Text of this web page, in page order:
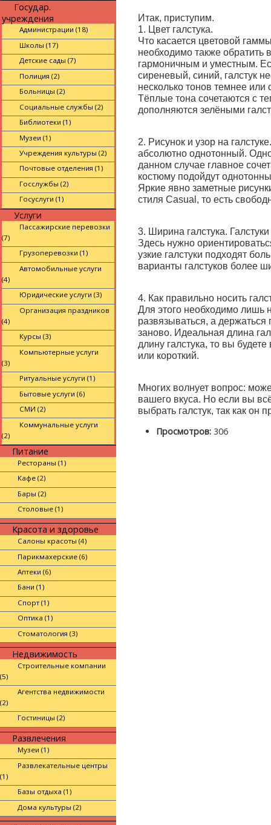
Государ.
учреждения
Администрации (18)
Школы (17)
Детские сады (7)
Полиция (2)
Больницы (2)
Социальные службы (2)
Библиотеки (1)
Музеи (1)
Учреждения культуры (2)
Почтовые отделения (1)
Госслужбы (2)
Госуслуги (1)
Услуги
Пассажирские перевозки
(7)
Грузоперевозки (1)
Автомобильные услуги
(4)
Юридические услуги (3)
Организация праздников
(4)
Курсы (3)
Компьютерные услуги
(3)
Ритуальные услуги (1)
Бытовые услуги (6)
СМИ (2)
Коммунальные услуги
(2)
Питание
Рестораны (1)
Кафе (2)
Бары (2)
Столовые (1)
Красота и здоровье
Салоны красоты (4)
Парикмахерские (6)
Аптеки (6)
Бани (1)
Спорт (1)
Оптика (1)
Стоматология (3)
Недвижимость
Строительные компании
(5)
Агентства недвижимости
(2)
Гостиницы (2)
Развлечения
Музеи (1)
Развлекательные центры
(1)
Базы отдыха (1)
Дома культуры (2)
Итак, приступим.
1. Цвет галстука.
Что касается цветовой
необходимо также обратить
гармоничным и уместным.
сиреневый, синий, галстук
несколько тонов темнее
Тёплые тона сочетаются с
дополняются зелёными
2. Рисунок и узор на
абсолютно однотонный.
данном случае главное
костюму подойдут
Яркие явно заметные
стиля Casual, то есть
3. Ширина галстука.
Здесь нужно
узкие галстуки подходят
варианты галстуков более
4. Как правильно носить
Для этого необходимо лишь
развязываться, а держаться
заново. Идеальная длина
длину галстука, то вы
или короткий.
Многих волнует вопрос:
вашего вкуса. Но если вы
выбрать галстук, так как он
Просмотров: 306